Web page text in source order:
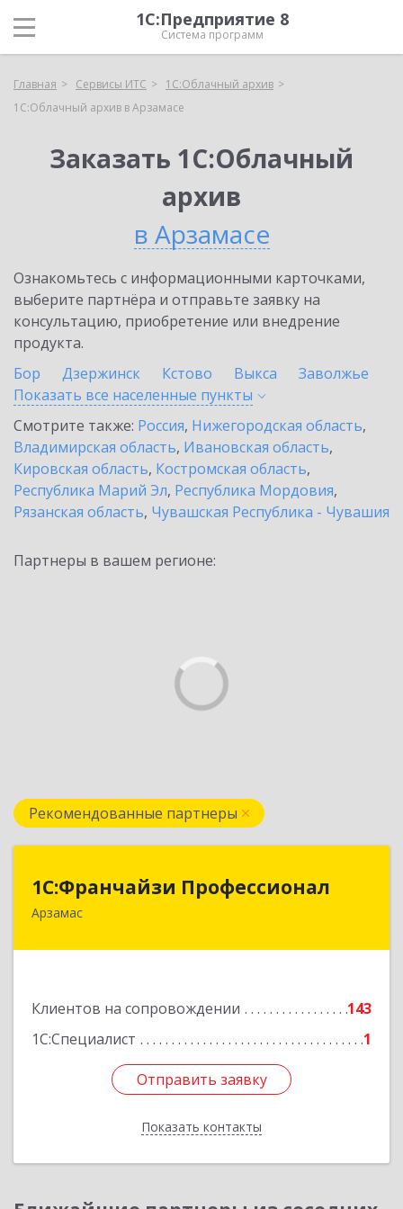
1С:Предприятие 8
Система программ
Главная Сервисы ИТС
1С:Облачный архив
1С:Облачный архив в Арзамасе
Заказать 1С:Облачный
архив
в Арзамасе
Ознакомьтесь с информационными карточками,
выберите партнёра и отправьте заявку на
консультацию, приобретение или внедрение
продукта.
Бор
Дзержинск Кстово Выкса
Заволжье
Показать все населенные пункты
Смотрите также: Россия, Нижегородская область,
Владимирская область, Ивановская область,
Кировская область, Костромская область,
Республика Марий Эл, Республика Мордовия,
Рязанская область, Чувашская Республика - Чувашия
Партнеры в вашем регионе:
Рекомендованные партнеры
1С:Франчайзи Профессионал
Арзамас
Клиентов на сопровождении
143
1С:Специалист
1
Отправить заявку
Показать контакты
1С:Франчайзи Профессионал
607227, Нижегородская обл, Арзамас г, Кирова
Отправить заявку
Назад